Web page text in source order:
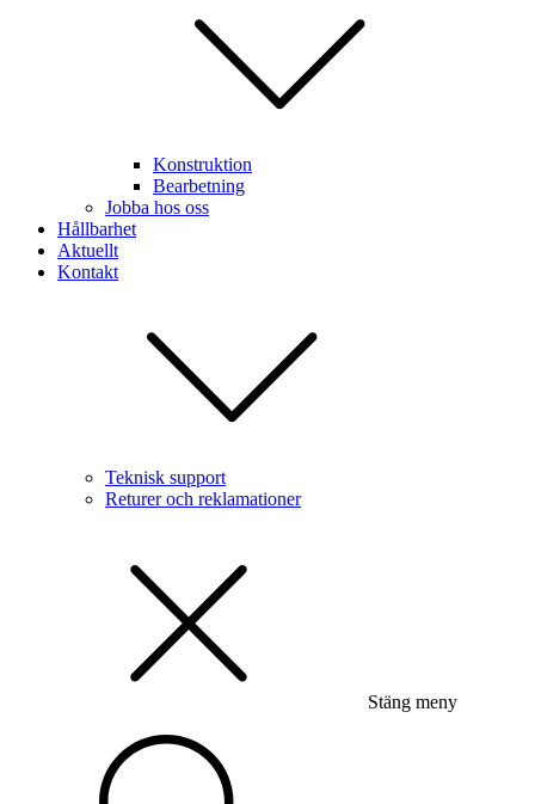
Konstruktion
Bearbetning
Jobba hos oss
Hållbarhet
Aktuellt
Kontakt
Teknisk support
Returer och reklamationer
Stäng meny